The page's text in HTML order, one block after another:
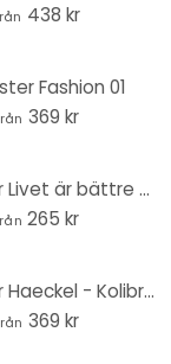
438 kr
Fashion 01
369 kr
Träposter Livet är bättre med en katt - Square
265 kr
Träposter Haeckel - Kolibrier
369 kr